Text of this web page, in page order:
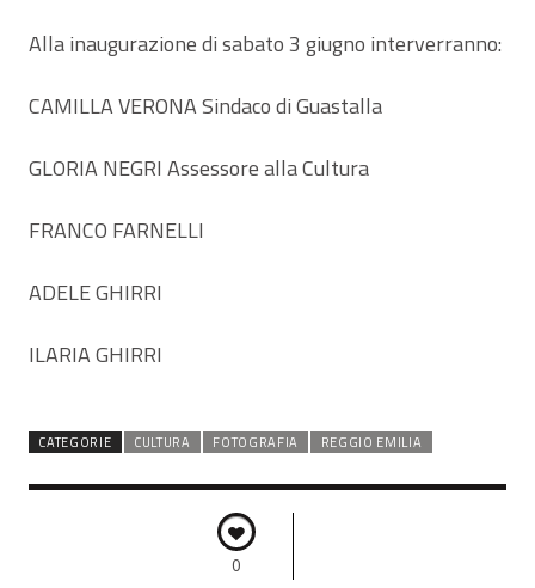
Alla inaugurazione di sabato 3 giugno interverranno:
CAMILLA VERONA Sindaco di Guastalla
GLORIA NEGRI Assessore alla Cultura
FRANCO FARNELLI
ADELE GHIRRI
ILARIA GHIRRI
CATEGORIE CULTURA FOTOGRAFIA REGGIO EMILIA
0